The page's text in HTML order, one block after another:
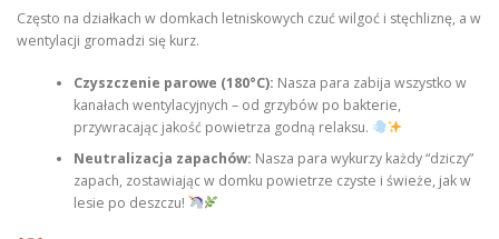
Często na działkach w domkach letniskowych czuć wilgoć i stęchliznę, a w
wentylacji gromadzi się kurz.
Czyszczenie parowe (180°C): Nasza para zabija wszystko w
kanałach wentylacyjnych – od grzybów po bakterie,
przywracając jakość powietrza godną relaksu.
Neutralizacja zapachów: Nasza para wykurzy każdy “dziczy”
zapach, zostawiając w domku powietrze czyste i świeże, jak w
lesie po deszczu!